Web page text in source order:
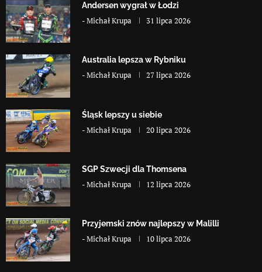
Andersen wygrał w Łodzi
-Michał Krupa 31 lipca 2026
Australia lepsza w Rybniku
-Michał Krupa 27 lipca 2026
Śląsk lepszy u siebie
-Michał Krupa 20 lipca 2026
SGP Szwecji dla Thomsena
-Michał Krupa 12 lipca 2026
Przyjemski znów najlepszy w Malilli
-Michał Krupa 10 lipca 2026